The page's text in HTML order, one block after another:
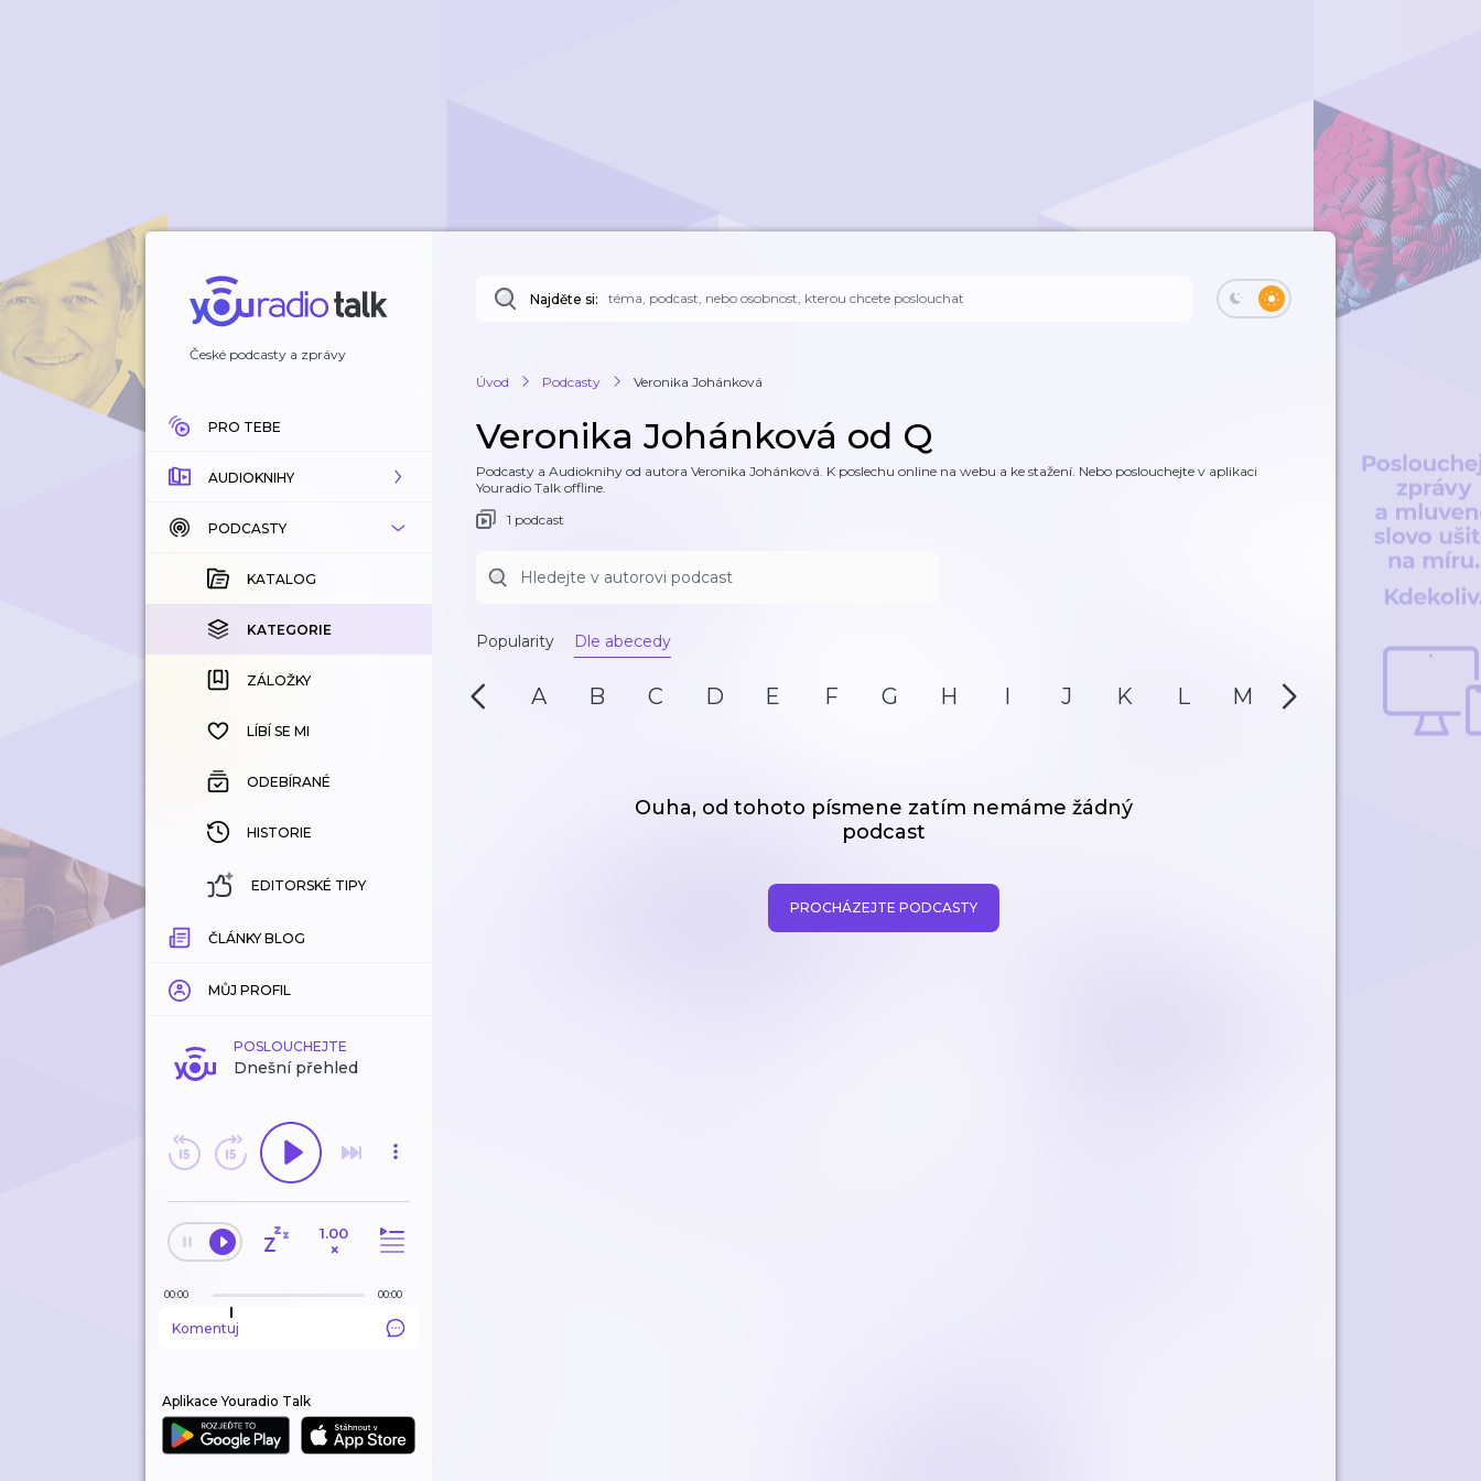
České podcasty a zprávy
PRO TEBE
AUDIOKNIHY
KATALOG
KOUPENÉ
KATEGORIE
ZÁLOŽKY
HISTORIE
PODCASTY
KATALOG
KATEGORIE
ZÁLOŽKY
LÍBÍ SE MI
ODEBÍRANÉ
HISTORIE
EDITORSKÉ TIPY
ČLÁNKY BLOG
MŮJ PROFIL
POSLOUCHEJTE
Dnešní přehled
1.00
×
00:00 00:00
Komentuj
Aplikace Youradio Talk
Najděte si:
Úvod Podcasty Veronika Johánková
Veronika Johánková od Q
Podcasty a Audioknihy od autora Veronika Johánková. K poslechu online na webu a ke stažení. Nebo poslouchejte v aplikaci
Youradio Talk offline.
1 podcast
Popularity Dle abecedy
A B C D E F G H I J K L M N
Ouha, od tohoto písmene zatím nemáme žádný
podcast
PROCHÁZEJTE PODCASTY